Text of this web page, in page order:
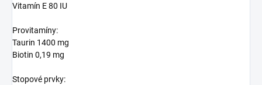
Vitamín E 80 IU
Provitamíny:
Taurin 1400 mg
Biotin 0,19 mg
Stopové prvky: